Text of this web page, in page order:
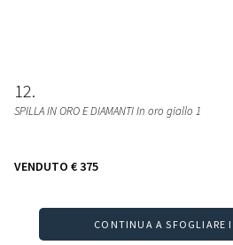
12
SPILLA IN ORO E DIAMANTI In oro giallo 1
VENDUTO € 375
CONTINUA A SFOGLIARE